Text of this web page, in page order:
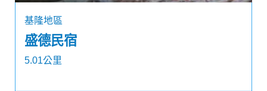
基隆地區
盛德民宿
5.01公里